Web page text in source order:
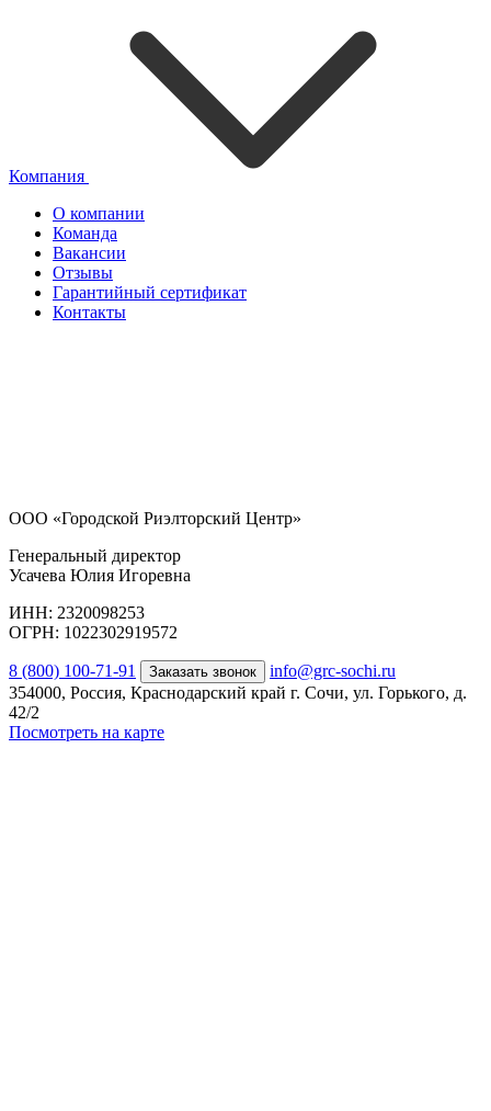
Компания
О компании
Команда
Вакансии
Отзывы
Гарантийный сертификат
Контакты
ООО «Городской Риэлторский Центр»
Генеральный директор
Усачева Юлия Игоревна
ИНН: 2320098253
ОГРН: 1022302919572
8 (800) 100-71-91 Заказать звонок
info@grc-sochi.ru
354000, Россия, Краснодарский край г. Сочи, ул. Горького, д.
42/2
Посмотреть на карте